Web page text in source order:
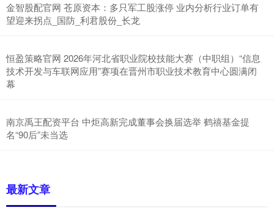
金智股配官网 苍原资本：多只军工股涨停 业内分析行业订单有
望迎来拐点_国防_利君股份_长龙
恒盈策略官网 2026年河北省职业院校技能大赛（中职组）“信息
技术开发与车联网应用”赛项在晋州市职业技术教育中心圆满闭
幕
南京禹王配资平台 中炬高新完成董事会换届选举 鹤禧基金提
名“90后”未当选
最新文章